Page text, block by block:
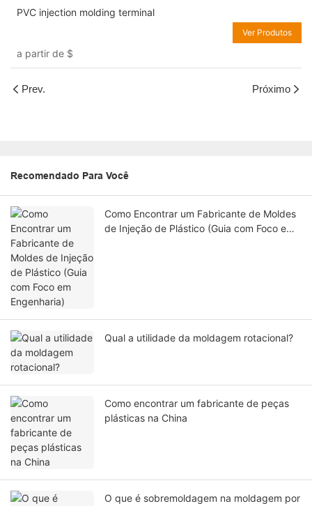
PVC injection molding terminal
a partir de $
Ver Produtos
Prev. Próximo
Recomendado Para Você
Como Encontrar um Fabricante de Moldes
de Injeção de Plástico (Guia com Foco em
Qual a utilidade da moldagem rotacional?
Como encontrar um fabricante de peças
plásticas na China
O que é sobremoldagem na moldagem por